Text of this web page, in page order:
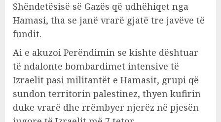
Shëndetësisë së Gazës që udhëhiqet nga
Hamasi, tha se janë vrarë gjatë tre javëve të
fundit.
Ai e akuzoi Perëndimin se kishte dështuar
të ndalonte bombardimet intensive të
Izraelit pasi militantët e Hamasit, grupi që
sundon territorin palestinez, thyen kufirin
duke vrarë dhe rrëmbyer njerëz në pjesën